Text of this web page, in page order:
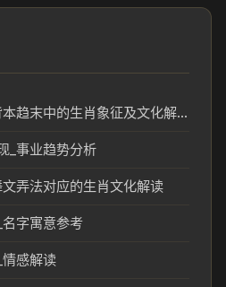
背本趋末是什么生肖_背本趋末中的生肖象征及文化解读
_事业趋势分析
弄法对应的生肖文化解读
字寓意参考
感解读